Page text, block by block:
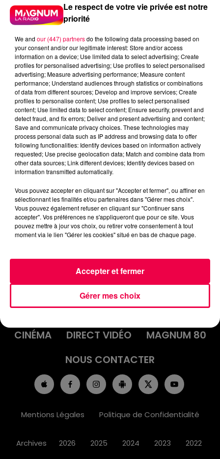
podcasts/2025/10/20251015-ANNIVERSAIRES.mp3
ACCUEIL INFOS
EMISSIONS
AGENDA
JEUX
PODCASTS
CINÉMA
DIRECT VIDÉO
MAGNUM 80
NOUS CONTACTER
Mentions Légales Politique de Confidentialité
Archives 2026 2025 2024 2023 2022
Le respect de votre vie privée est notre
priorité
We and our (447) partnersdo the following data processing based on
your consent and/or our legitimate interest: Store and/or access
information on a device; Use limited data to select advertising; Create
profiles for personalised advertising; Use profiles to select personalised
advertising; Measure advertising performance; Measure content
performance; Understand audiences through statistics or combinations
of data from different sources; Develop and improve services; Create
profiles to personalise content; Use profiles to select personalised
content; Use limited data to select content; Ensure security, prevent and
detect fraud, and fix errors; Deliver and present advertising and content;
Save and communicate privacy choices. These technologies may
process personal data such as IP address and browsing data to offer
following functionalities: Identify devices based on information actively
requested; Use precise geolocation data; Match and combine data from
other data sources; Link different devices; Identify devices based on
information transmitted automatically.
Vous pouvez accepter en cliquant sur "Accepter et fermer", ou affiner en
sélectionnant les finalités et/ou partenaires dans "Gérer mes choix".
Vous pouvez également refuser en cliquant sur "Continuer sans
accepter". Vos préférences ne s'appliqueront que pour ce site. Vous
pouvez mettre à jour vos choix, ou retirer votre consentement à tout
moment via le lien "Gérer les cookies" situé en bas de chaque page.
Gérer mes choix
Accepter et fermer